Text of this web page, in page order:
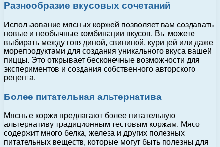
Разнообразие вкусовых сочетаний
Использование мясных коржей позволяет вам создавать
новые и необычные комбинации вкусов. Вы можете
выбирать между говядиной, свининой, курицей или даже
морепродуктами для создания уникального вкуса вашей
пиццы. Это открывает бесконечные возможности для
экспериментов и создания собственного авторского
рецепта.
Более питательная альтернатива
Мясные коржи предлагают более питательную
альтернативу традиционным тестовым коржам. Мясо
содержит много белка, железа и других полезных
питательных веществ, которые могут быть полезны для